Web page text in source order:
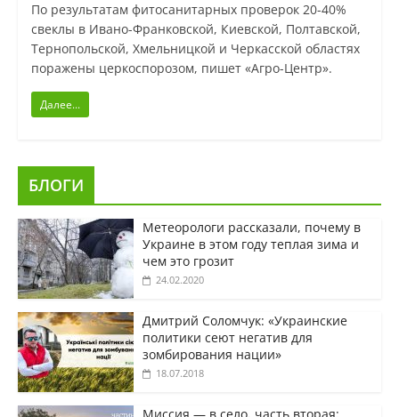
По результатам фитосанитарных проверок 20-40%
свеклы в Ивано-Франковской, Киевской, Полтавской,
Тернопольской, Хмельницкой и Черкасской областях
поражены церкоспорозом, пишет «Агро-Центр».
Далее...
БЛОГИ
Метеорологи рассказали, почему в
Украине в этом году теплая зима и
чем это грозит
24.02.2020
Дмитрий Соломчук: «Украинские
политики сеют негатив для
зомбирования нации»
18.07.2018